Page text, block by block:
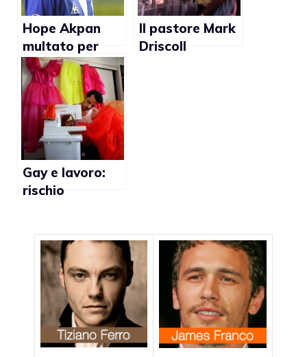
Hope Akpan
multato per
omofobia
Il pastore Mark
Driscoll
Gay e lavoro:
rischio
omosessuali